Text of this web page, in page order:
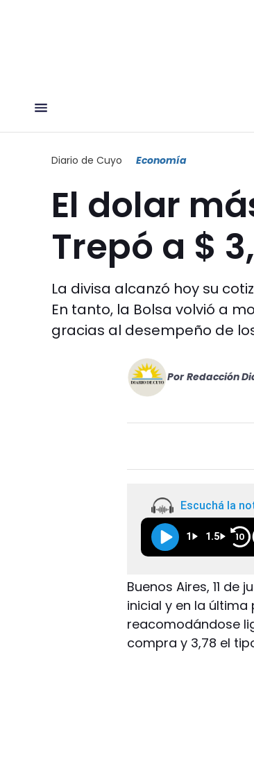
Diario de Cuyo Economía
El dolar
Trepó a $
La divisa alcanzó hoy su
En tanto, la Bolsa volvió a
gracias al desempeño de
Por Redacción
Escuchá la
1 1.5 10
Buenos Aires, 11
inicial y en la
reacomodándose
compra y 3,78 el